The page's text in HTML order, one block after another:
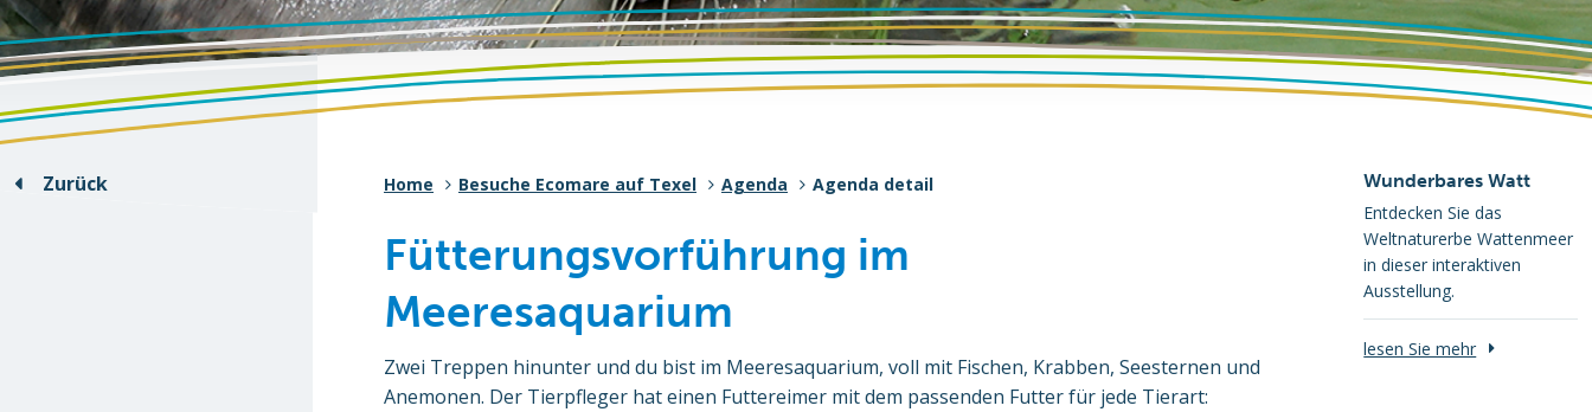
Zurück Home Besuche Ecomare auf Texel Agenda Agenda detail
Fütterungsvorführung im
Meeresaquarium
Zwei Treppen hinunter und du bist im Meeresaquarium, voll mit Fischen, Krabben, Seesternen und
Anemonen. Der Tierpfleger hat einen Futtereimer mit dem passenden Futter für jede Tierart:
Wunderbares Watt
Entdecken Sie das
Weltnaturerbe Wattenmeer
in dieser interaktiven
Ausstellung.
lesen Sie mehr